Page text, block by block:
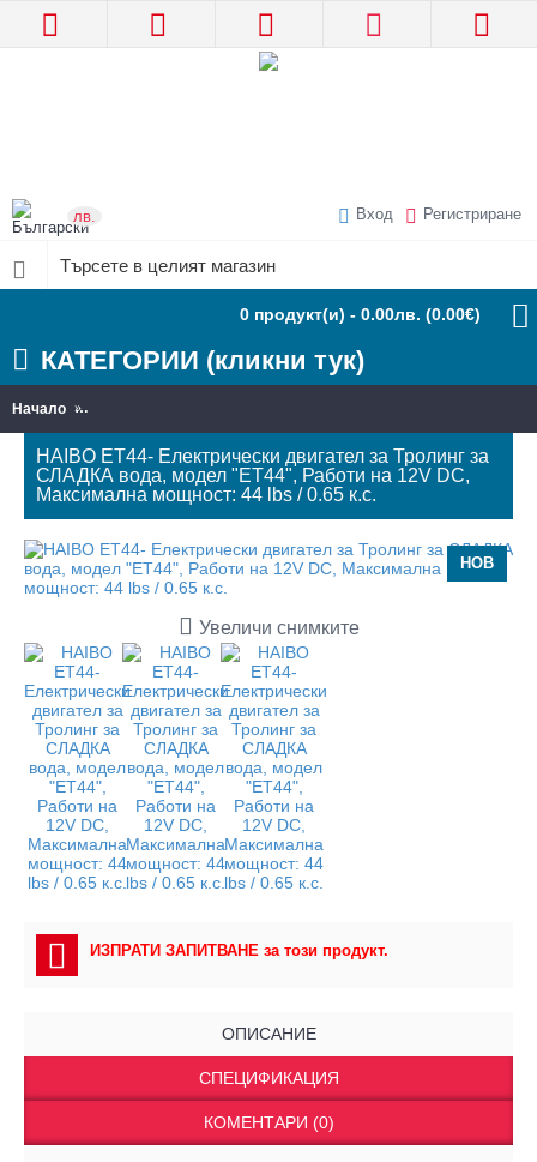
лв. Вход Регистриране
0 продукт(и) - 0.00лв. (0.00€)
КАТЕГОРИИ (кликни тук)
Начало HAIBO ET44- Електрически двигател за Тролинг за СЛАДКА
HAIBO ET44- Електрически двигател за Тролинг за
СЛАДКА вода, модел "ET44", Работи на 12V DC,
Максимална мощност: 44 lbs / 0.65 к.с.
НОВ
Увеличи снимките
ИЗПРАТИ ЗАПИТВАНЕ за този продукт.
ОПИСАНИЕ
СПЕЦИФИКАЦИЯ
КОМЕНТАРИ (0)